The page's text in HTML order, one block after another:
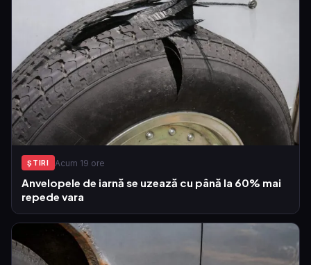
ŞTIRI Acum 19 ore
Anvelopele de iarnă se uzează cu până la 60% mai
repede vara